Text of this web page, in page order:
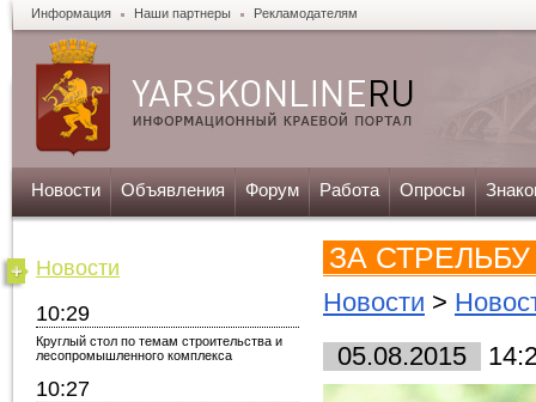
Информация Наши партнеры Рекламодателям
Новости Объявления Форум Работа Опросы
Новости
10:29
Круглый стол по темам строительства и
лесопромышленного комплекса
10:27
ЗА
Новости >
05.08.2015